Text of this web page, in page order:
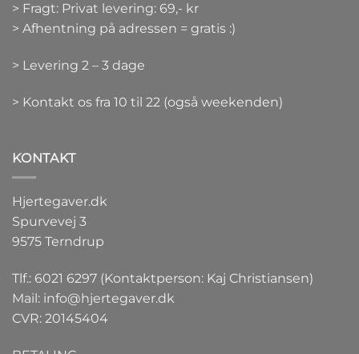
> Fragt: Privat levering: 69,- kr
> Afhentning på adressen = gratis :)
> Levering 2 – 3 dage
> Kontakt os fra 10 til 22 (også weekenden)
KONTAKT
Hjertegaver.dk
Spurvevej 3
9575 Terndrup
Tlf.: 6021 6297 (Kontaktperson: Kaj Christiansen)
Mail: info@hjertegaver.dk
CVR: 20145404